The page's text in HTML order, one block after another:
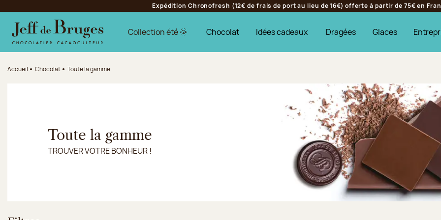
Aller au contenu principal
Aller au pied de page
Expédition Chronofresh (12€ de frais de port au lieu de 16€) offerte à partir de 75€ en
Collection été 🌞 Chocolat Idées cadeaux Dragées Glaces
Accueil Chocolat Toute la gamme
Toute la gamme
TROUVER VOTRE BONHEUR !